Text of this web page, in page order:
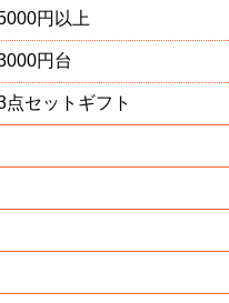
円以上
円台
点セットギフト